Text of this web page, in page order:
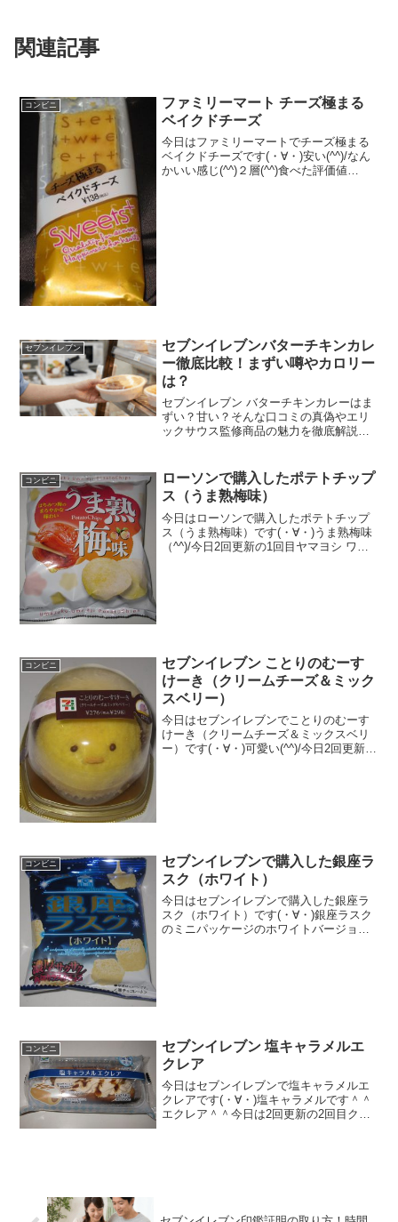
関連記事
コンビニ
ファミリーマート チーズ極まる
ベイクドチーズ
今日はファミリーマートでチーズ極まる
ベイクドチーズです(・∀・)安い(^^)/なん
かいい感じ(^^)２層(^^)食べた評価値
セブンイレブン
セブンイレブンバターチキンカレ
ー徹底比較！まずい噂やカロリー
は？
セブンイレブン バターチキンカレーはま
ずい？甘い？そんな口コミの真偽やエリ
ックサウス監修商品の魅力を徹底解説。
で、セブンイレブン バターチキンカレー
を最高に美味しく楽しむための全情報を
まとめました。
コンビニ
ローソンで購入したポテトチップ
ス（うま熟梅味）
今日はローソンで購入したポテトチップ
ス（うま熟梅味）です(・∀・)うま熟梅味
（^^)/今日2回更新の1回目ヤマヨシ ワサ
コンビニ
セブンイレブン ことりのむーす
けーき（クリームチーズ＆ミック
スベリー）
今日はセブンイレブンでことりのむーす
けーき（クリームチーズ＆ミックスベリ
ー）です(・∀・)可愛い(^^)/今日2回更新の
コンビニ
セブンイレブンで購入した銀座ラ
スク（ホワイト）
今日はセブンイレブンで購入した銀座ラ
スク（ホワイト）です(・∀・)銀座ラスク
のミニパッケージのホワイトバージョン
コンビニ
セブンイレブン 塩キャラメルエ
クレア
今日はセブンイレブンで塩キャラメルエ
クレアです(・∀・)塩キャラメルです＾＾
エクレア＾＾今日は2回更新の2回目クリ